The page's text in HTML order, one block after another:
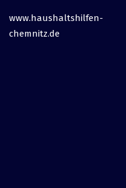
www.haushaltshilfen-
chemnitz.de